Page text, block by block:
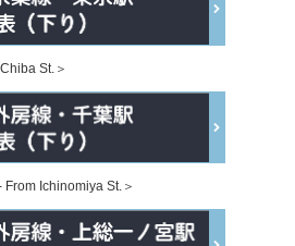
St.＞
From Ichinomiya St.＞